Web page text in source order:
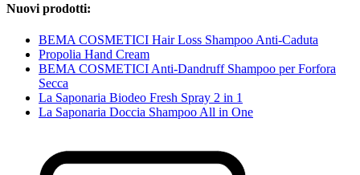
Nuovi prodotti:
BEMA COSMETICI Hair Loss Shampoo Anti-Caduta
Propolia Hand Cream
BEMA COSMETICI Anti-Dandruff Shampoo per Forfora
Secca
La Saponaria Biodeo Fresh Spray 2 in 1
La Saponaria Doccia Shampoo All in One